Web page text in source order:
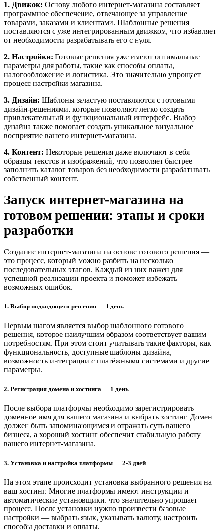
1. Движок: Основу любого интернет-магазина составляет
программное обеспечение, отвечающее за управление
товарами, заказами и клиентами. Шаблонные решения
поставляются с уже интегрированным движком, что избавляет
от необходимости разрабатывать его с нуля.
2. Настройки: Готовые решения уже имеют оптимальные
параметры для работы, такие как способы оплаты,
налогообложение и логистика. Это значительно упрощает
процесс настройки магазина.
3. Дизайн: Шаблоны зачастую поставляются с готовыми
дизайн-решениями, которые позволяют легко создать
привлекательный и функциональный интерфейс. Выбор
дизайна также помогает создать уникальное визуальное
восприятие вашего интернет-магазина.
4. Контент: Некоторые решения даже включают в себя
образцы текстов и изображений, что позволяет быстрее
заполнить каталог товаров без необходимости разрабатывать
собственный контент.
Запуск интернет-магазина на
готовом решении: этапы и сроки
разработки
Создание интернет-магазина на основе готового решения —
это процесс, который можно разбить на несколько
последовательных этапов. Каждый из них важен для
успешной реализации проекта и поможет избежать
возможных ошибок.
1. Выбор подходящего решения — 1 день
Первым шагом является выбор шаблонного готового
решения, которое наилучшим образом соответствует вашим
потребностям. При этом стоит учитывать такие факторы, как
функциональность, доступные шаблоны дизайна,
возможность интеграции с платёжными системами и другие
параметры.
2. Регистрация домена и хостинга — 1 день
После выбора платформы необходимо зарегистрировать
доменное имя для вашего магазина и выбрать хостинг. Домен
должен быть запоминающимся и отражать суть вашего
бизнеса, а хороший хостинг обеспечит стабильную работу
вашего интернет-магазина.
3. Установка и настройка платформы — 2-3 дней
На этом этапе происходит установка выбранного решения на
ваш хостинг. Многие платформы имеют инструкции и
автоматические установщики, что значительно упрощает
процесс. После установки нужно произвести базовые
настройки — выбрать язык, указывать валюту, настроить
способы доставки и оплаты.